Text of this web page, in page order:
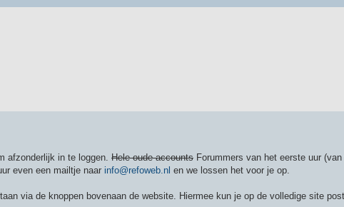
afzonderlijk in te loggen. Hele oude accounts Forummers van het eerste uur
even een mailtje naar info@refoweb.nl en we lossen het voor je op.
via de knoppen bovenaan de website. Hiermee kun je op de volledige site